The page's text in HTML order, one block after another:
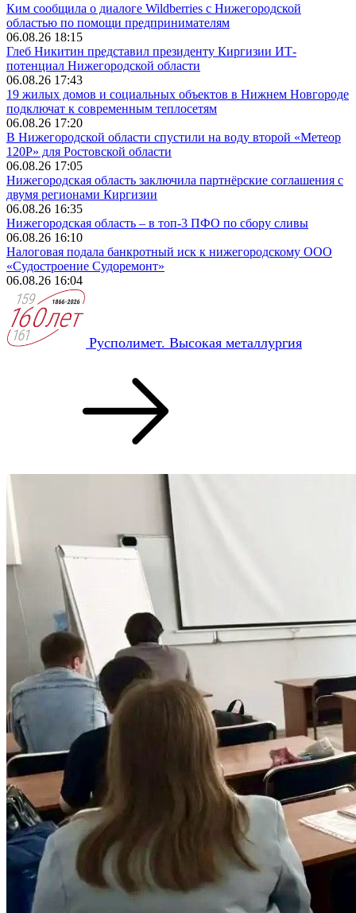
Ким сообщила о диалоге Wildberries с Нижегородской
областью по помощи предпринимателям
06.08.26 18:15
Глеб Никитин представил президенту Киргизии ИТ-
потенциал Нижегородской области
06.08.26 17:43
19 жилых домов и социальных объектов в Нижнем Новгороде
подключат к современным теплосетям
06.08.26 17:20
В Нижегородской области спустили на воду второй «Метеор
120Р» для Ростовской области
06.08.26 17:05
Нижегородская область заключила партнёрские соглашения с
двумя регионами Киргизии
06.08.26 16:35
Нижегородская область – в топ-3 ПФО по сбору сливы
06.08.26 16:10
Налоговая подала банкротный иск к нижегородскому ООО
«Судостроение Судоремонт»
06.08.26 16:04
Русполимет. Высокая металлургия